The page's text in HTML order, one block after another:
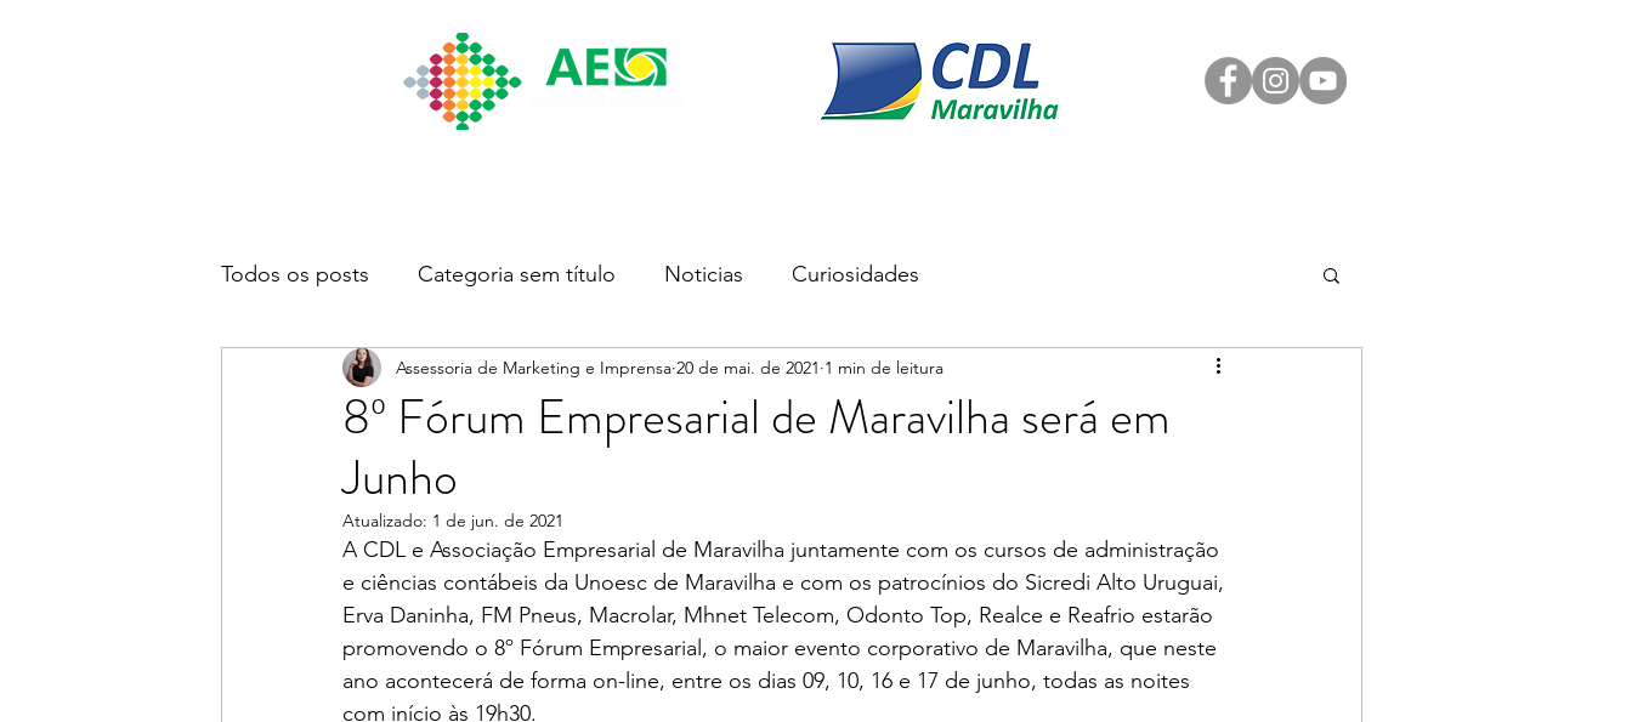
Todos os posts Categoria sem título Noticias Curiosidades
8º Fórum Empresarial de Maravilha será em
Junho
Assessoria de Marketing e Imprensa 20 de mai. de 2021 1 min de leitura
Atualizado: 1 de jun. de 2021
A CDL e Associação Empresarial de Maravilha juntamente com os cursos de administração
e ciências contábeis da Unoesc de Maravilha e com os patrocínios do Sicredi Alto Uruguai,
Erva Daninha, FM Pneus, Macrolar, Mhnet Telecom, Odonto Top, Realce e Reafrio estarão
promovendo o 8º Fórum Empresarial, o maior evento corporativo de Maravilha, que neste
ano acontecerá de forma on-line, entre os dias 09, 10, 16 e 17 de junho, todas as noites
com início às 19h30.